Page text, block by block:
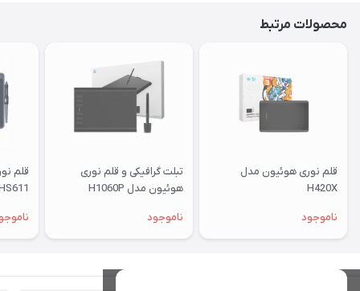
محصولات مرتبط
قلم نوری هوئیون مدل
H420X
ناموجود
تبلت گرافیکی و قلم نوری
هوئیون مدل H1060P
ناموجود
قلم